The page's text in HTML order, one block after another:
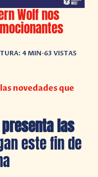
Wolf nos
4 MIN•63 VISTAS
novedades que
las
este fin de